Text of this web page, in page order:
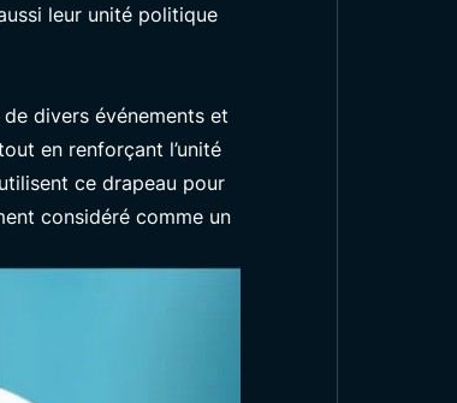
leur unité politique
divers événements et
en renforçant l’unité
ce drapeau pour
considéré comme un